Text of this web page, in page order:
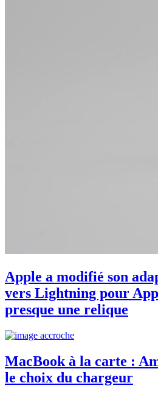
Apple a modifié son
vers Lightning pour
presque une relique
MacBook à la carte :
le choix du chargeur